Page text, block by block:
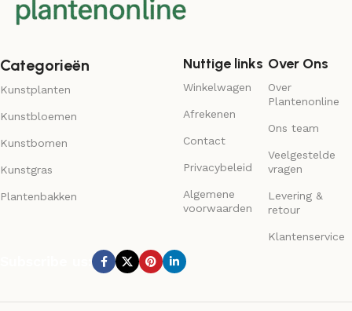
Categorieën
Kunstplanten
Kunstbloemen
Kunstbomen
Kunstgras
Plantenbakken
Nuttige links
Winkelwagen
Afrekenen
Contact
Privacybeleid
Algemene
voorwaarden
Over Ons
Over
Plantenonline
Ons team
Veelgestelde
vragen
Levering &
retour
Klantenservice